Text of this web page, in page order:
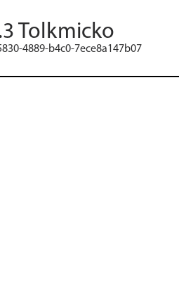
Tolkmicko
4889-b4c0-7ece8a147b07